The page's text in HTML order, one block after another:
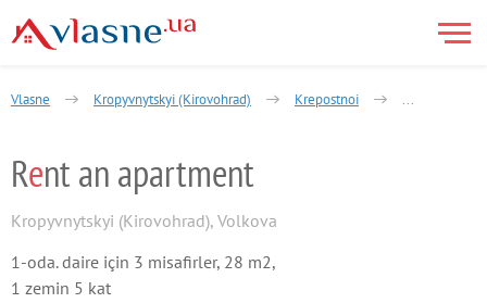
Vlasne Kropyvnytskyi (Kirovohrad) Krepostnoi Volkova -
Rent an apartment
Kropyvnytskyi (Kirovohrad), Volkova
1-oda. daire için 3 misafirler, 28 m2,
1 zemin 5 kat